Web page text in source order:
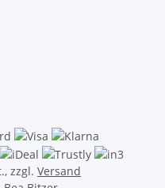
zzgl. Versand